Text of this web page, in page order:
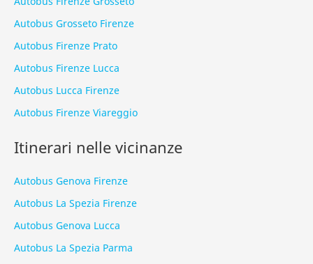
Autobus Grosseto Firenze
Autobus Firenze Prato
Autobus Firenze Lucca
Autobus Lucca Firenze
Autobus Firenze Viareggio
Itinerari nelle vicinanze
Autobus Genova Firenze
Autobus La Spezia Firenze
Autobus Genova Lucca
Autobus La Spezia Parma